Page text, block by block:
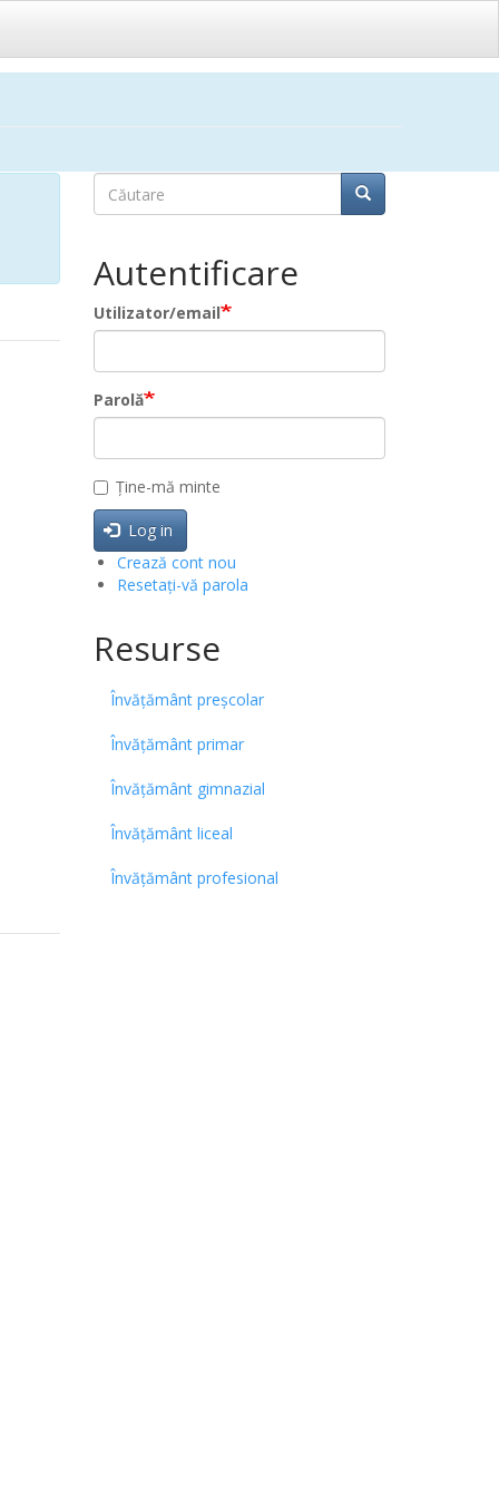
Căutare
Căutare Căutare
Autentificare
Utilizator/email
Parolă
Ține-mă minte
Log in
Crează cont nou
Resetați-vă parola
Resurse
Învățământ preșcolar
Învățământ primar
Învățământ gimnazial
Învățământ liceal
Învățământ profesional